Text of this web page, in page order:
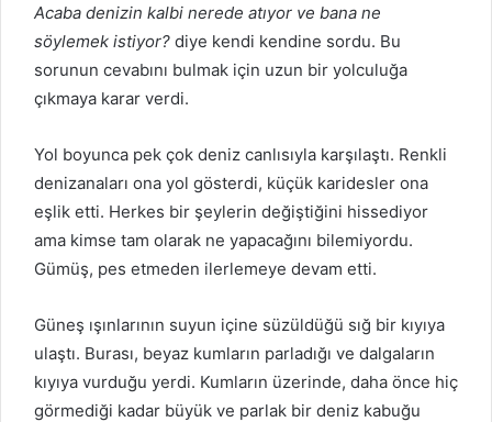
Acaba denizin kalbi nerede atıyor ve bana ne
söylemek istiyor? diye kendi kendine sordu. Bu
sorunun cevabını bulmak için uzun bir yolculuğa
çıkmaya karar verdi.
Yol boyunca pek çok deniz canlısıyla karşılaştı. Renkli
denizanaları ona yol gösterdi, küçük karidesler ona
eşlik etti. Herkes bir şeylerin değiştiğini hissediyor
ama kimse tam olarak ne yapacağını bilemiyordu.
Gümüş, pes etmeden ilerlemeye devam etti.
Güneş ışınlarının suyun içine süzüldüğü sığ bir kıyıya
ulaştı. Burası, beyaz kumların parladığı ve dalgaların
kıyıya vurduğu yerdi. Kumların üzerinde, daha önce hiç
görmediği kadar büyük ve parlak bir deniz kabuğu